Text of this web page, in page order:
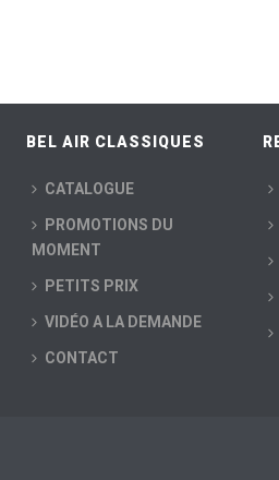
BEL AIR CLASSIQUES
CATALOGUE
PROMOTIONS DU
MOMENT
PETITS PRIX
VIDÉO A LA DEMANDE
CONTACT